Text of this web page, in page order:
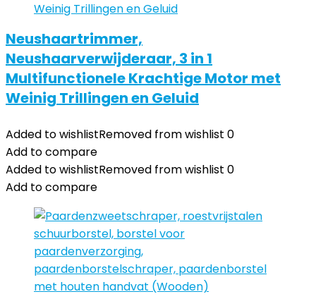
Neushaartrimmer,
Neushaarverwijderaar, 3 in 1
Multifunctionele Krachtige Motor met
Weinig Trillingen en Geluid
Added to wishlistRemoved from wishlist 0
Add to compare
Added to wishlistRemoved from wishlist 0
Add to compare